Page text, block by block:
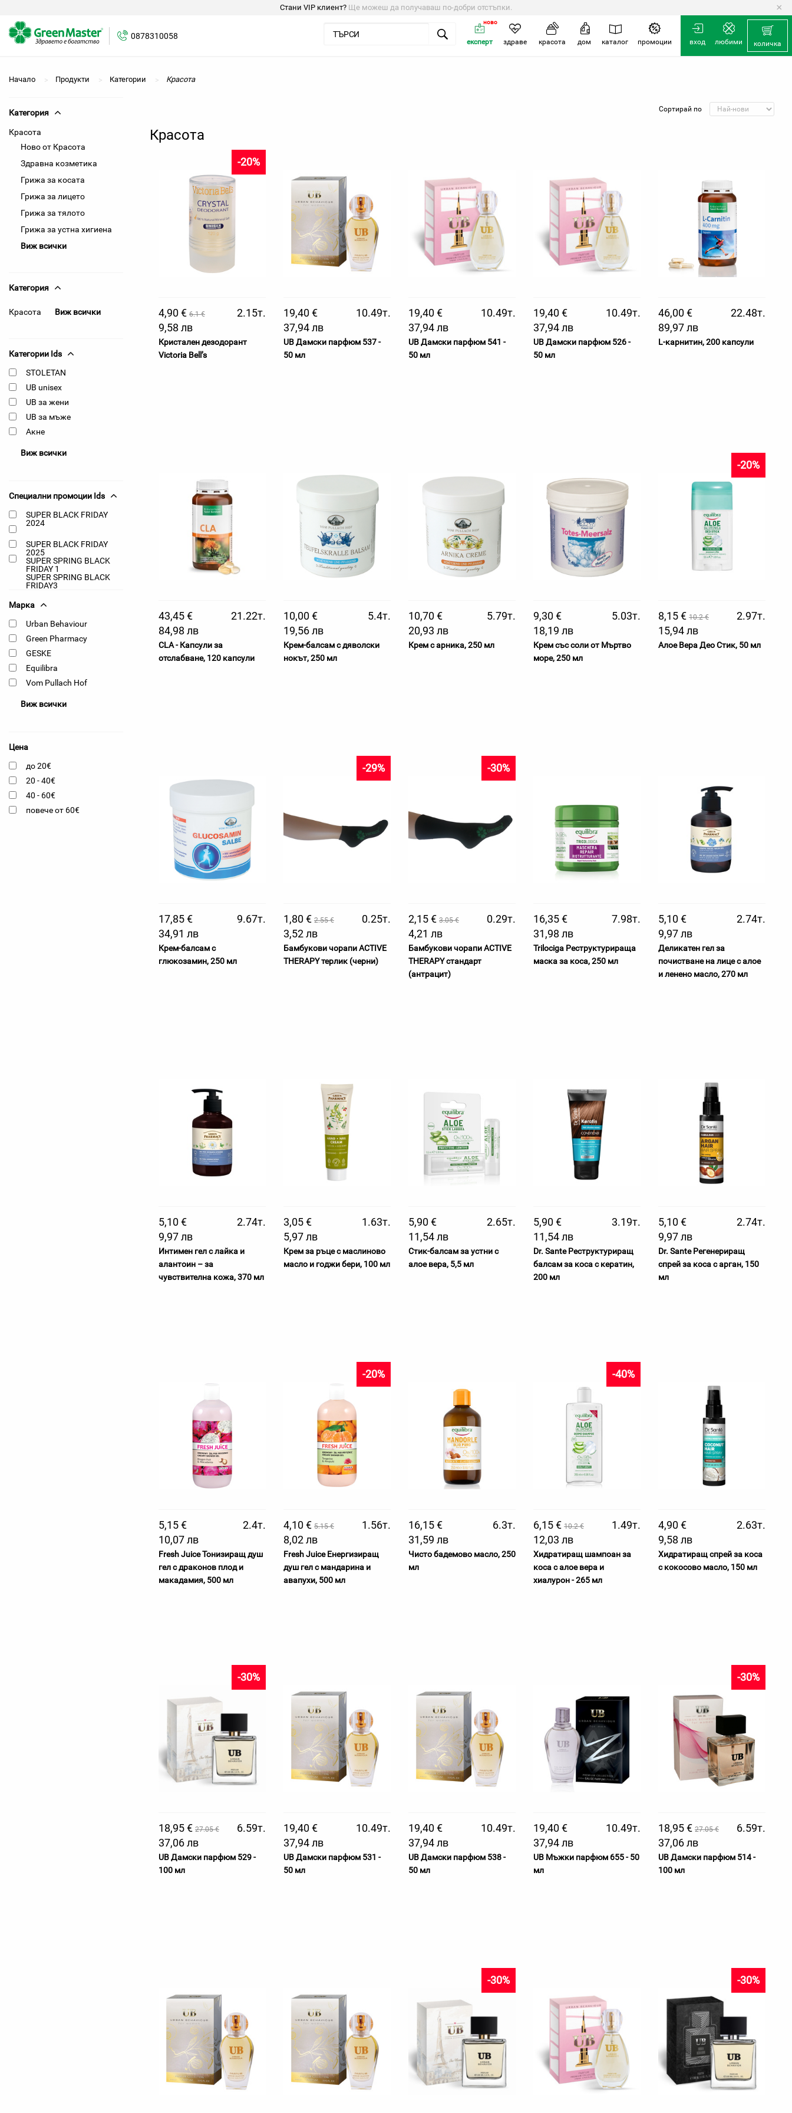
Стани VIP клиент? Ще можеш да получаваш по-добри отстъпки. ×
0878310058
вход любими количка
експерт
ново
здраве красота дом каталог промоции
Начало Продукти Категории Красота
Категория
Красота
Ново от Красота
Здравна козметика
Грижа за косата
Грижа за лицето
Грижа за тялото
Грижа за устна хигиена
Виж всички
Категория
Красота Виж всички
Категории Ids
STOLETAN
UB unisex
UB за жени
UB за мъже
Акне
Виж всички
Специални промоции Ids
SUPER BLACK FRIDAY
2024
SUPER BLACK FRIDAY
2025
SUPER SPRING BLACK
FRIDAY 1
SUPER SPRING BLACK
FRIDAY3
Марка
Urban Behaviour
Green Pharmacy
GESKE
Equilibra
Vom Pullach Hof
Виж всички
Цена
до 20€
20 - 40€
40 - 60€
повече от 60€
Сортирай по
Красота
4,90 € 6.1 €
-20%
2.15т.
9,58 лв
Кристален дезодорант
Victoria Bell’s
19,40 €
10.49т.
37,94 лв
UB Дамски парфюм 537 -
50 мл
19,40 €
10.49т.
37,94 лв
UB Дамски парфюм 541 -
50 мл
19,40 €
10.49т.
37,94 лв
UB Дамски парфюм 526 -
50 мл
46,00 €
22.48т.
89,97 лв
L-карнитин, 200 капсули
43,45 €
21.22т.
84,98 лв
CLA - Капсули за
отслабване, 120 капсули
10,00 €
5.4т.
19,56 лв
Крем-балсам с дяволски
нокът, 250 мл
10,70 €
5.79т.
20,93 лв
Крем с арника, 250 мл
9,30 €
5.03т.
18,19 лв
Крем със соли от Мъртво
море, 250 мл
8,15 € 10.2 €
-20%
2.97т.
15,94 лв
Алое Вера Део Стик, 50 мл
17,85 €
9.67т.
34,91 лв
Крем-балсам с
глюкозамин, 250 мл
1,80 € 2.55 €
-29%
0.25т.
3,52 лв
Бамбукови чорапи ACTIVE
THERAPY терлик (черни)
2,15 € 3.05 €
-30%
0.29т.
4,21 лв
Бамбукови чорапи ACTIVE
THERAPY стандарт
(антрацит)
16,35 €
7.98т.
31,98 лв
Trilociga Реструктурираща
маска за коса, 250 мл
5,10 €
2.74т.
9,97 лв
Деликатен гел за
почистване на лице с алое
и ленено масло, 270 мл
5,10 €
2.74т.
9,97 лв
Интимен гел с лайка и
алантоин – за
чувствителна кожа, 370 мл
3,05 €
1.63т.
5,97 лв
Крем за ръце с маслиново
масло и годжи бери, 100 мл
5,90 €
2.65т.
11,54 лв
Стик-балсам за устни с
алое вера, 5,5 мл
5,90 €
3.19т.
11,54 лв
Dr. Sante Реструктуриращ
балсам за коса с кератин,
200 мл
5,10 €
2.74т.
9,97 лв
Dr. Sante Регенериращ
спрей за коса с арган, 150
мл
5,15 €
2.4т.
10,07 лв
Fresh Juice Тонизиращ душ
гел с драконов плод и
макадамия, 500 мл
4,10 € 5.15 €
-20%
1.56т.
8,02 лв
Fresh Juice Енергизиращ
душ гел с мандарина и
авапухи, 500 мл
16,15 €
6.3т.
31,59 лв
Чисто бадемово масло, 250
мл
6,15 € 10.2 €
-40%
1.49т.
12,03 лв
Хидратиращ шампоан за
коса с алое вера и
хиалурон - 265 мл
4,90 €
2.63т.
9,58 лв
Хидратиращ спрей за коса
с кокосово масло, 150 мл
18,95 € 27.05 €
-30%
6.59т.
37,06 лв
UB Дамски парфюм 529 -
100 мл
19,40 €
10.49т.
37,94 лв
UB Дамски парфюм 531 -
50 мл
19,40 €
10.49т.
37,94 лв
UB Дамски парфюм 538 -
50 мл
19,40 €
10.49т.
37,94 лв
UB Мъжки парфюм 655 - 50
мл
18,95 € 27.05 €
-30%
6.59т.
37,06 лв
UB Дамски парфюм 514 -
100 мл
-30% -30%